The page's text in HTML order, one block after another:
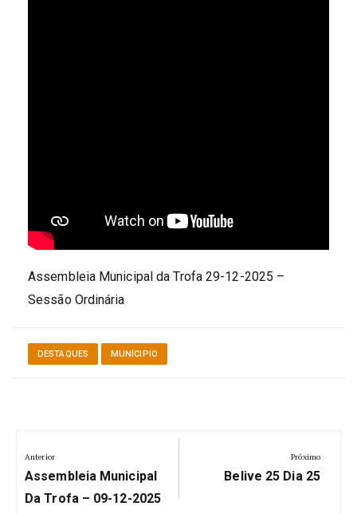
Assembleia Municipal da Trofa 29-12-2025 –
Sessão Ordinária
DESTAQUES MUNÍCIPIO
Navegação
de
artigos
Anterior
Anterior:
Assembleia Municipal
Da Trofa – 09-12-2025
Próximo
Próximo:
Belive 25 Dia 25